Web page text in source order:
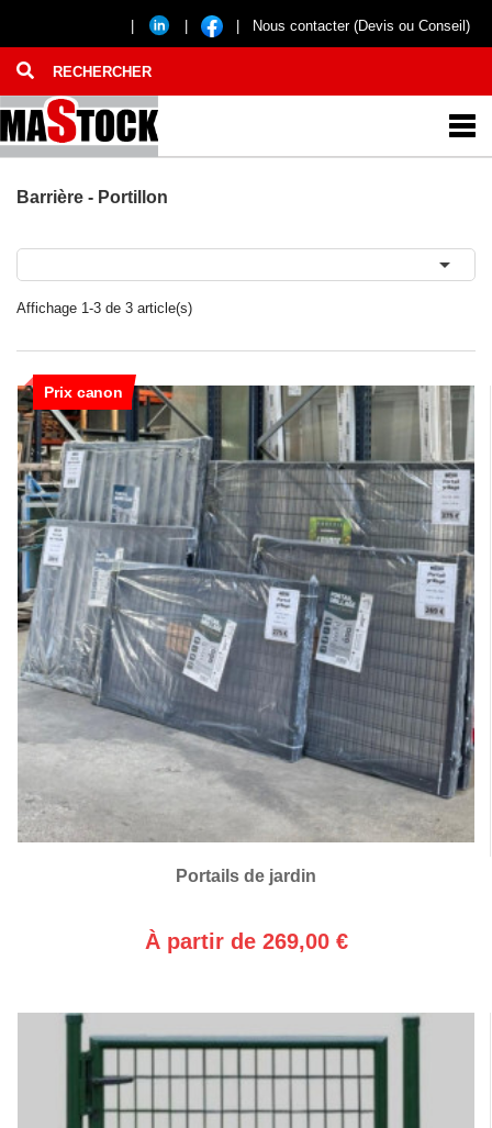
Nous contacter (Devis ou Conseil)
Barrière - Portillon

Affichage 1-3 de 3 article(s)
Prix canon
Portails de jardin
À partir de 269,00 €